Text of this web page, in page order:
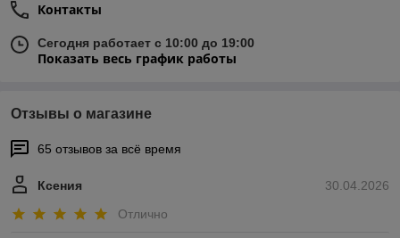
Контакты
Сегодня работает с 10:00 до 19:00
Показать весь график работы
Отзывы о магазине
65 отзывов за всё время
30.04.2026
Ксения
Отлично